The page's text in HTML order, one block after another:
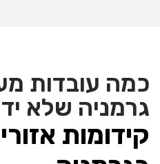
כמה עובדות
גרמניה שלא
קידומות